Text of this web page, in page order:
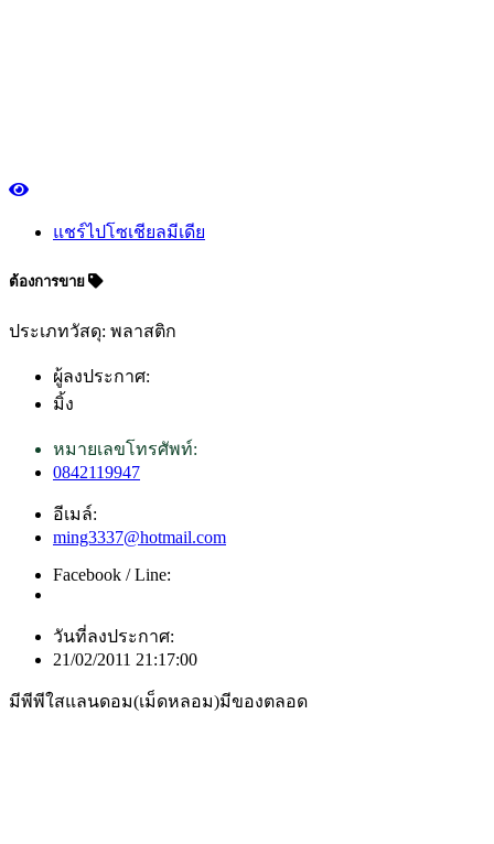
แชร์ไปโซเชียลมีเดีย
ต้องการขาย
ประเภทวัสดุ: พลาสติก
ผู้ลงประกาศ:
มิ้ง
หมายเลขโทรศัพท์:
0842119947
อีเมล์:
ming3337@hotmail.com
Facebook / Line:
วันที่ลงประกาศ:
21/02/2011 21:17:00
มีพีพีใสแลนดอม(เม็ดหลอม)มีของตลอด